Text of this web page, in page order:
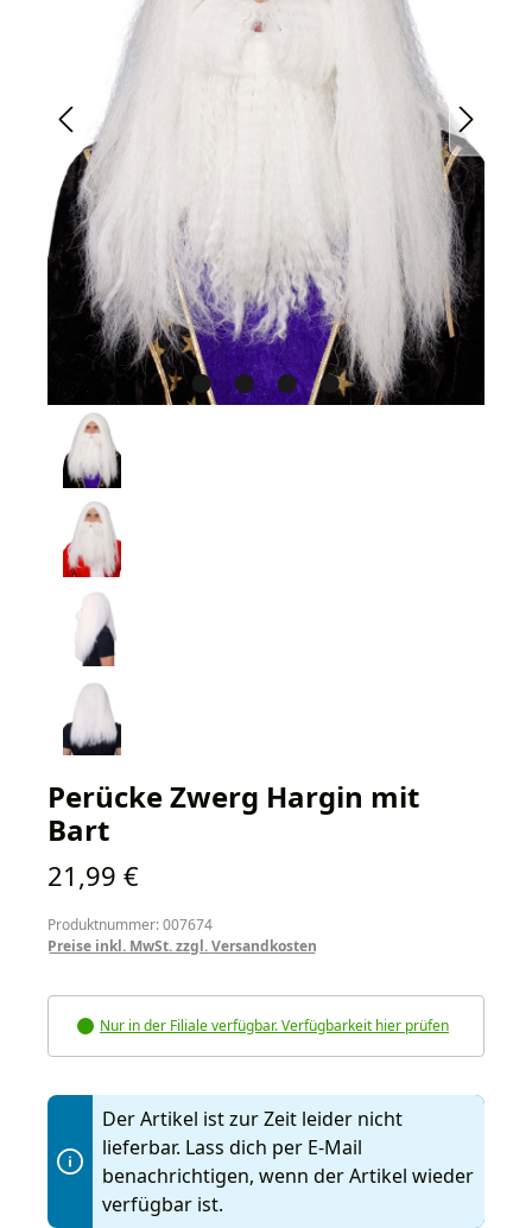
Perücke Zwerg Hargin mit
Bart
Regulärer Preis:
21,99 €
Produktnummer: 007674
Preise inkl. MwSt. zzgl. Versandkosten
Nur in der Filiale verfügbar. Verfügbarkeit hier prüfen
Der Artikel ist zur Zeit leider nicht
lieferbar. Lass dich per E-Mail
benachrichtigen, wenn der Artikel wieder
verfügbar ist.